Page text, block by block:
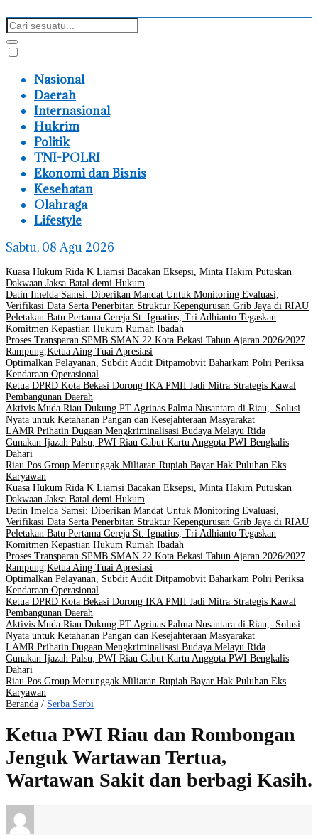
Nasional
Daerah
Internasional
Hukrim
Politik
TNI-POLRI
Ekonomi dan Bisnis
Kesehatan
Olahraga
Lifestyle
Sabtu, 08 Agu 2026
Kuasa Hukum Rida K Liamsi Bacakan Eksepsi, Minta Hakim Putuskan
Dakwaan Jaksa Batal demi Hukum
Datin Imelda Samsi: Diberikan Mandat Untuk Monitoring Evaluasi,
Verifikasi Data Serta Penerbitan Struktur Kepengurusan Grib Jaya di RIAU
Peletakan Batu Pertama Gereja St. Ignatius, Tri Adhianto Tegaskan
Komitmen Kepastian Hukum Rumah Ibadah
Proses Transparan SPMB SMAN 22 Kota Bekasi Tahun Ajaran 2026/2027
Rampung,Ketua Aing Tuai Apresiasi
Optimalkan Pelayanan, Subdit Audit Ditpamobvit Baharkam Polri Periksa
Kendaraan Operasional
Ketua DPRD Kota Bekasi Dorong IKA PMII Jadi Mitra Strategis Kawal
Pembangunan Daerah
Aktivis Muda Riau Dukung PT Agrinas Palma Nusantara di Riau, Solusi
Nyata untuk Ketahanan Pangan dan Kesejahteraan Masyarakat
LAMR Prihatin Dugaan Mengkriminalisasi Budaya Melayu Rida
Gunakan Ijazah Palsu, PWI Riau Cabut Kartu Anggota PWI Bengkalis
Dahari
Riau Pos Group Menunggak Miliaran Rupiah Bayar Hak Puluhan Eks
Karyawan
Kuasa Hukum Rida K Liamsi Bacakan Eksepsi, Minta Hakim Putuskan
Dakwaan Jaksa Batal demi Hukum
Datin Imelda Samsi: Diberikan Mandat Untuk Monitoring Evaluasi,
Verifikasi Data Serta Penerbitan Struktur Kepengurusan Grib Jaya di RIAU
Peletakan Batu Pertama Gereja St. Ignatius, Tri Adhianto Tegaskan
Komitmen Kepastian Hukum Rumah Ibadah
Proses Transparan SPMB SMAN 22 Kota Bekasi Tahun Ajaran 2026/2027
Rampung,Ketua Aing Tuai Apresiasi
Optimalkan Pelayanan, Subdit Audit Ditpamobvit Baharkam Polri Periksa
Kendaraan Operasional
Ketua DPRD Kota Bekasi Dorong IKA PMII Jadi Mitra Strategis Kawal
Pembangunan Daerah
Aktivis Muda Riau Dukung PT Agrinas Palma Nusantara di Riau, Solusi
Nyata untuk Ketahanan Pangan dan Kesejahteraan Masyarakat
LAMR Prihatin Dugaan Mengkriminalisasi Budaya Melayu Rida
Gunakan Ijazah Palsu, PWI Riau Cabut Kartu Anggota PWI Bengkalis
Dahari
Riau Pos Group Menunggak Miliaran Rupiah Bayar Hak Puluhan Eks
Karyawan
Beranda / Serba Serbi
Ketua PWI Riau dan Rombongan
Jenguk Wartawan Tertua,
Wartawan Sakit dan berbagi Kasih.